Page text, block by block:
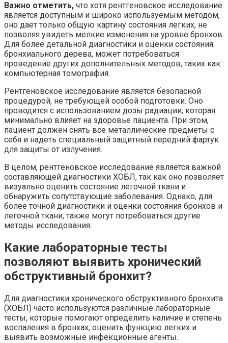
Важно отметить, что хотя рентгеновское исследование
является доступным и широко используемым методом,
оно дает только общую картину состояния легких, не
позволяя увидеть мелкие изменения на уровне бронхов.
Для более детальной диагностики и оценки состояния
бронхиального дерева, может потребоваться
проведение других дополнительных методов, таких как
компьютерная томография.
Рентгеновское исследование является безопасной
процедурой, не требующей особой подготовки. Оно
проводится с использованием дозы радиации, которая
минимально влияет на здоровье пациента. При этом,
пациент должен снять все металлические предметы с
себя и надеть специальный защитный передний фартук
для защиты от излучения.
В целом, рентгеновское исследование является важной
составляющей диагностики ХОБЛ, так как оно позволяет
визуально оценить состояние легочной ткани и
обнаружить сопутствующие заболевания. Однако, для
более точной диагностики и оценки состояния бронхов и
легочной ткани, также могут потребоваться другие
методы исследования.
Какие лабораторные тесты
позволяют выявить хронический
обструктивный бронхит?
Для диагностики хронического обструктивного бронхита
(ХОБЛ) часто используются различные лабораторные
тесты, которые помогают определить наличие и степень
воспаления в бронхах, оценить функцию легких и
выявить возможные инфекционные агенты.